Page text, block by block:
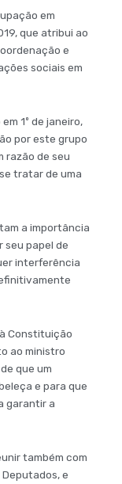
em
que atribui ao
e
sociais em
1º de janeiro,
por este grupo
razão de seu
tratar de uma
a importância
seu papel de
interferência
Constituição
ao ministro
que um
e para que
garantir a
também com
e